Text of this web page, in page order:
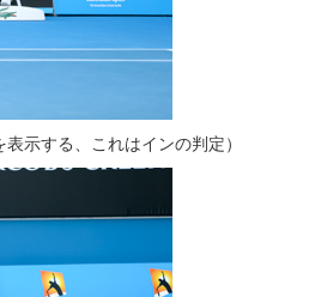
示する、これはインの判定）